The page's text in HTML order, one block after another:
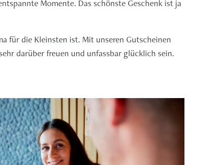
Momente. Das schönste Geschenk ist ja
für die Kleinsten ist. Mit unseren Gutscheinen
darüber freuen und unfassbar glücklich sein.